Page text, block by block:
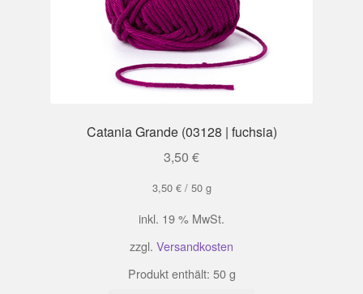
Catania Grande (03128 | fuchsia)
3,50 €
3,50 €/ 50 g
inkl. 19 % MwSt.
zzgl. Versandkosten
Produkt enthält: 50g